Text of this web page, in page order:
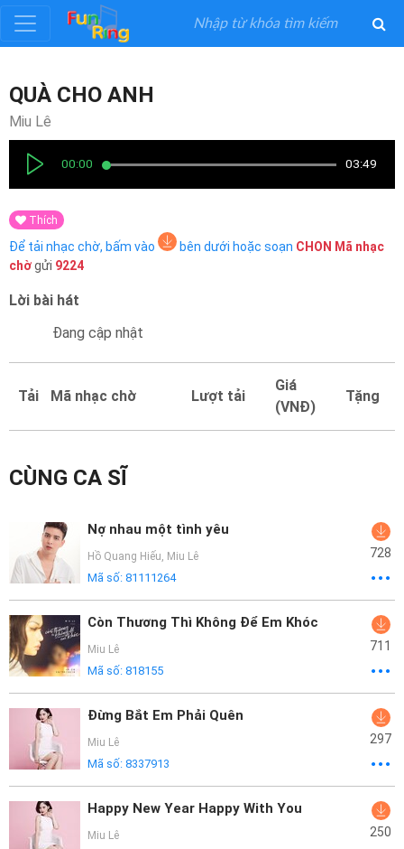
Đăng
ký
nhập
Thể
Loại
Nghệ
Mại
Dẫn
Funring
Doanh
Nghiệp
QUÀ CHO ANH
Miu Lê
00:00 03:49
Thích
Để tải nhạc chờ, bấm vào bên dưới hoặc soạn CHON Mã nhạc
chờgửi 9224
Lời bài hát
Đang cập nhật
Tải Mã nhạc chờ Lượt tải
Giá
(VNĐ)
Tặng
CÙNG CA SĨ
Nợ nhau một tình yêu
Hồ Quang Hiếu, Miu Lê
Mã số: 81111264
728
Còn Thương Thì Không Để Em Khóc
Miu Lê
Mã số: 818155
711
Đừng Bắt Em Phải Quên
Miu Lê
Mã số: 8337913
297
Happy New Year Happy With You
Miu Lê 250